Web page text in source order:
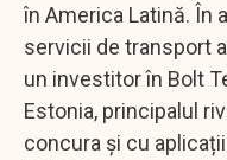
în America Latină. În
servicii de transport
un investitor în Bolt
Estonia, principalul
concura și cu